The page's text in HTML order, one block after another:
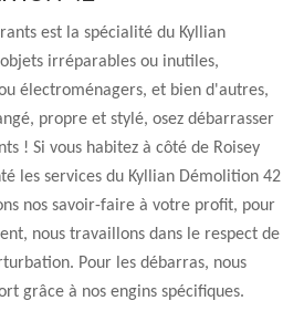
est la spécialité du Kyllian
irréparables ou inutiles,
électroménagers, et bien d'autres,
propre et stylé, osez débarrasser
! Si vous habitez à côté de Roisey
les services du Kyllian Démolition 42
nos savoir-faire à votre profit, pour
nous travaillons dans le respect de
Pour les débarras, nous
grâce à nos engins spécifiques.